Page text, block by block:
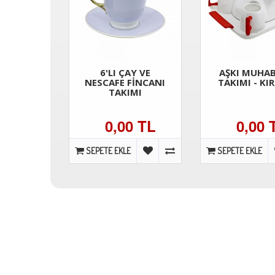
6'LI ÇAY VE
NESCAFE FİNCANI
TAKIMI
0,00 TL
SEPETE EKLE
AŞKI
TAKIMI -
0,00
SEPETE EKLE